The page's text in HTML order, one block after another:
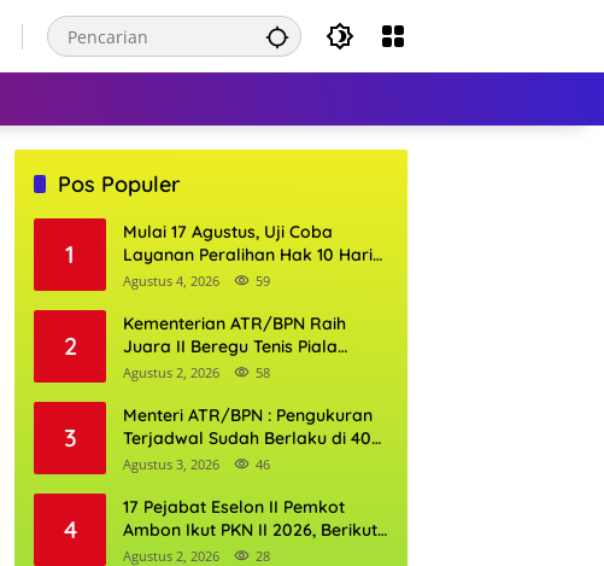
Pos Populer
1
Mulai 17 Agustus, Uji Coba
Layanan Peralihan Hak 10 Hari
di 15 Kantor Pertanahan
Agustus 4, 2026 59
2
Kementerian ATR/BPN Raih
Juara II Beregu Tenis Piala
Gubernur DKI Jakarta 2026
Agustus 2, 2026 58
3
Menteri ATR/BPN : Pengukuran
Terjadwal Sudah Berlaku di 400
Kantor Pertanahan
Agustus 3, 2026 46
4
17 Pejabat Eselon II Pemkot
Ambon Ikut PKN II 2026, Berikut
Daftarnya
Agustus 2, 2026 28